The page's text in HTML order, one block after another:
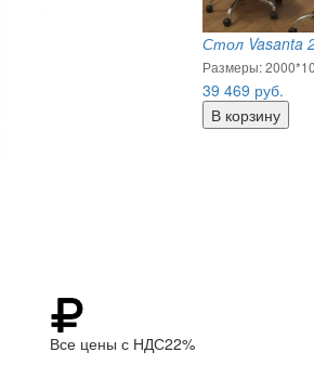
Стол Vasanta
Размеры:
39 469 руб.
Все цены с НДС22%